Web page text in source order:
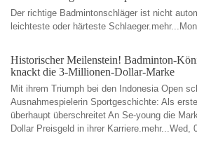
Der richtige Badmintonschläger ist nicht
leichteste oder härteste
Historischer Meilenstein! Badminton-
knackt die 3-Millionen-Dollar-Marke
Mit ihrem Triumph bei den Indonesia Open
Ausnahmespielerin Sportgeschichte: Als
überhaupt überschreitet An Se-young die
Dollar Preisgeld in ihrer Karriere.mehr...Wed,